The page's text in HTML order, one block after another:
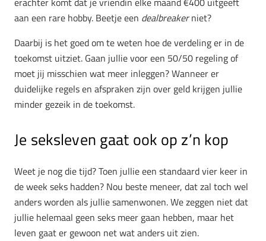
aan een rare hobby. Beetje een dealbreakerniet?
Daarbij is het goed om te weten hoe de verdeling er in de
toekomst uitziet. Gaan jullie voor een 50/50 regeling of
moet jij misschien wat meer inleggen? Wanneer er
duidelijke regels en afspraken zijn over geld krijgen jullie
minder gezeik in de toekomst.
Je seksleven gaat ook op z’n kop
Weet je nog die tijd? Toen jullie een standaard vier keer in
de week seks hadden? Nou beste meneer, dat zal toch wel
anders worden als jullie samenwonen. We zeggen niet dat
jullie helemaal geen seks meer gaan hebben, maar het
leven gaat er gewoon net wat anders uit zien.